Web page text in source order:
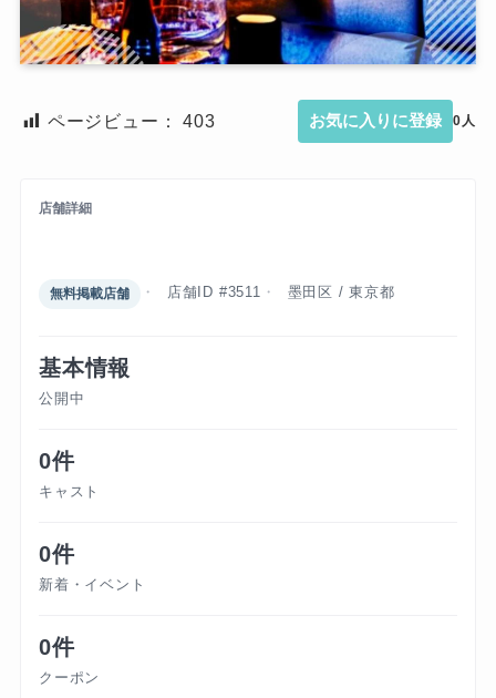
ページビュー： 403 お気に入りに登録 0人
店舗詳細
無料掲載店舗 店舗ID #3511 墨田区 / 東京都
基本情報
公開中
0件
キャスト
0件
新着・イベント
0件
クーポン